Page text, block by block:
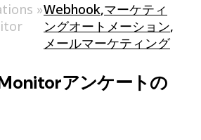
»Webhook,マーケティ
ングオートメーション,
メールマーケティング
アンケートの